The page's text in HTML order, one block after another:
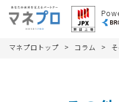
マネプロトップ > コラム >